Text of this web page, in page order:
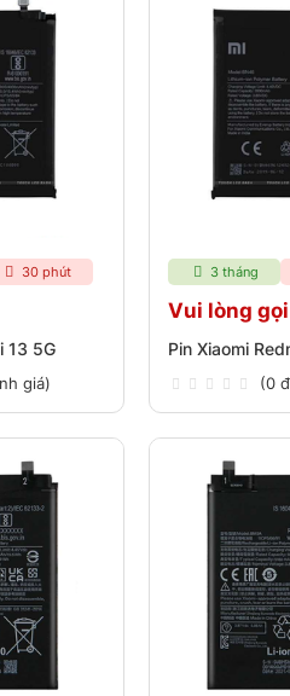
30 phút
13 5G
giá)
3 tháng
Vui lòng gọi
Pin Xiaomi
(0